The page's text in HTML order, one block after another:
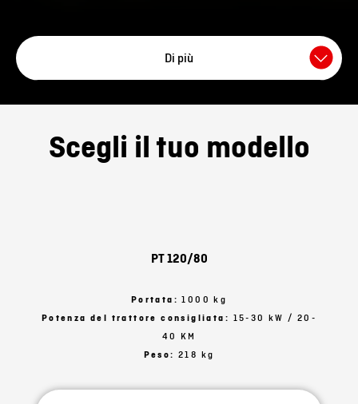
Di più
Volendo è possibile aggiungeresponde rialzate laterali.
polvere con vernice per facciate ad alta resistenza.
Scegli il tuo modello
PT 120/80
Portata:1000 kg
Potenza del trattore consigliata: 15-30 kW / 20-
40 KM
Peso: 218 kg